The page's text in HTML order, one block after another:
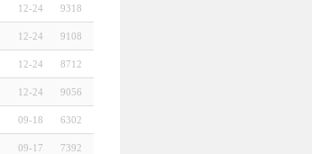
12-24 9318
12-24 9108
12-24 8712
12-24 9056
09-18 6302
09-17 7392